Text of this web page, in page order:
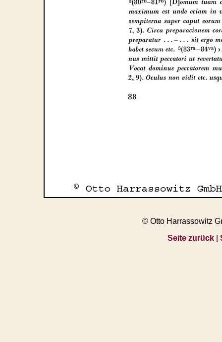
© Otto Harrassowitz
Seite zurück|